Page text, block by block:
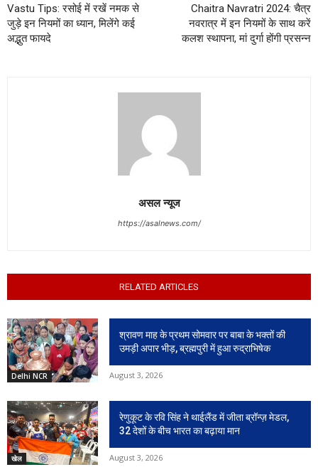
Vastu Tips: रसोई में रखें नमक से
जुड़े इन नियमों का ध्यान, मिलेंगे कई
अद्भुत फायदे
Chaitra Navratri 2024: चैत्र
नवरात्र में इन नियमों के साथ करें
कलश स्थापना, मां दुर्गा होंगी प्रसन्न
असल न्यूज
https://asalnews.com/
RELATED ARTICLES
Delhi NCR
श्रावण माह के प्रथम सोमवार पर बाबा के भक्तों की
उमड़ी अपार भीड़, ब्रह्मपुरी में हुआ रुद्राभिषेक
August 3, 2026
खेल
रेणुकूट के रवि सिंह ने थाईलैंड में जीता ब्रॉन्ज़ मेडल,
32 देशों के बीच भारत का बढ़ाया मान
August 3, 2026